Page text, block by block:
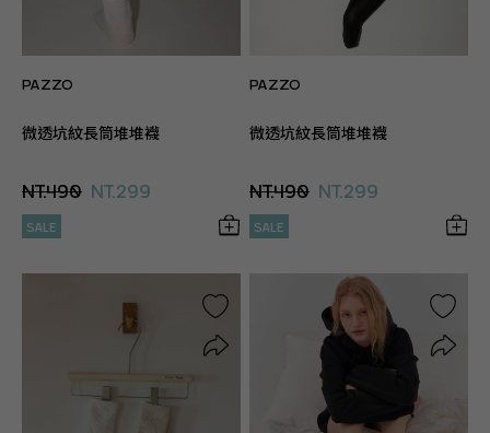
PAZZO
微透坑紋長筒堆堆襪
NT.490 NT.299
SALE
PAZZO
微透坑紋長筒堆堆襪
NT.490 NT.299
SALE